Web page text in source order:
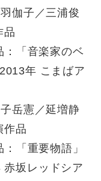
伽子／三浦俊
品
：「音楽家のベ
年 こまばア
岳憲／延増静
作品
「重要物語」
赤坂レッドシア